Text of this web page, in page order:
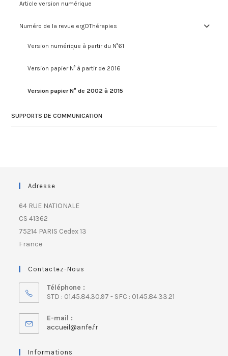
Article version numérique
Numéro de la revue ergOThérapies
Version numérique à partir du N°61
Version papier N° à partir de 2016
Version papier N° de 2002 à 2015
SUPPORTS DE COMMUNICATION
Adresse
64 RUE NATIONALE
CS 41362
75214 PARIS Cedex 13
France
Contactez-Nous
Téléphone :
STD : 01.45.84.30.97 - SFC : 01.45.84.33.21
E-mail :
accueil@anfe.fr
Informations